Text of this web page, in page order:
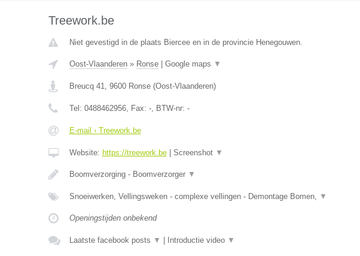
Treework.be
Niet gevestigd in de plaats Biercee en in de provincie Henegouwen.
Oost-Vlaanderen» Ronse| Google maps ▼
Breucq 41, 9600 Ronse(Oost-Vlaanderen)
Tel: 0488462956, Fax: -, BTW-nr: -
E-mail › Treework.be
Website: https://treework.be| Screenshot ▼
Boomverzorging - Boomverzorger ▼
Snoeiwerken, Vellingsweken - complexe vellingen - Demontage Bomen, ▼
Openingstijden onbekend
Laatste facebook posts ▼ Introductie video ▼